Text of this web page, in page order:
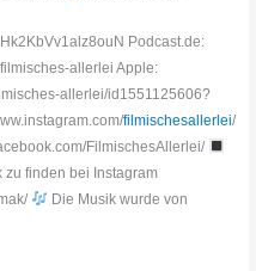
Podcast.de:
allerlei Apple:
allerlei/id1551125606?
filmischesallerlei/
FilmischesAllerlei/
zu finden bei Instagram
Die Musik wurde von